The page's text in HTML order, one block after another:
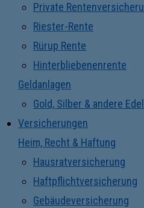
Private
Riester-Rente
Rürup Rente
Hinterbliebenenrente
Geldanlagen
Gold, Silber & andere
Versicherungen
Heim, Recht & Haftung
Hausratversicherung
Haftpflichtversicherung
Gebäudeversicherung